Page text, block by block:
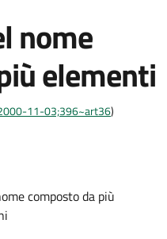
nome
elementi
11-03;396~art36)
composto da più